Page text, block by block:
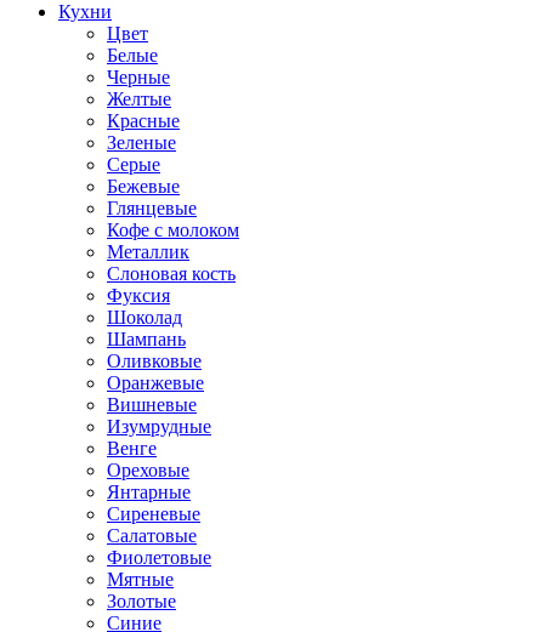
Кухни
Цвет
Белые
Черные
Желтые
Красные
Зеленые
Серые
Бежевые
Глянцевые
Кофе с молоком
Металлик
Слоновая кость
Фуксия
Шоколад
Шампань
Оливковые
Оранжевые
Вишневые
Изумрудные
Венге
Ореховые
Янтарные
Сиреневые
Салатовые
Фиолетовые
Мятные
Золотые
Синие